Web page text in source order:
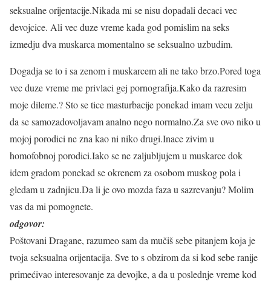
seksualne orijentacije.Nikada mi se nisu dopadali decaci vec
devojcice. Ali vec duze vreme kada god pomislim na seks
izmedju dva muskarca momentalno se seksualno uzbudim.
Dogadja se to i sa zenom i muskarcem ali ne tako brzo.Pored toga
vec duze vreme me privlaci gej pornografija.Kako da razresim
moje dileme.? Sto se tice masturbacije ponekad imam vecu zelju
da se samozadovoljavam analno nego normalno.Za sve ovo niko u
mojoj porodici ne zna kao ni niko drugi.Inace zivim u
homofobnoj porodici.Iako se ne zaljubljujem u muskarce dok
idem gradom ponekad se okrenem za osobom muskog pola i
gledam u zadnjicu.Da li je ovo mozda faza u sazrevanju? Molim
vas da mi pomognete.
odgovor:
Poštovani Dragane, razumeo sam da mučiš sebe pitanjem koja je
tvoja seksualna orijentacija. Sve to s obzirom da si kod sebe ranije
primećivao interesovanje za devojke, a da u poslednje vreme kod